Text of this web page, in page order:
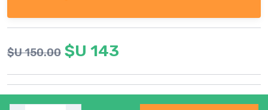
$U 150.00 $U 143